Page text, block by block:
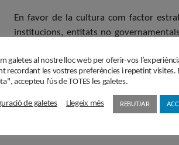
En favor de la cultura com factor
institucions, entitats no
culturals de tots els Estats membres
de superación de la crisis del
gubernamentales, empresas, artistas,
galetes al nostre lloc web per oferir-vos
recordant les vostres preferències i repetint visites.
accepteu l'ús de TOTES les galetes.
de galetes Llegeix més REBUTJAR